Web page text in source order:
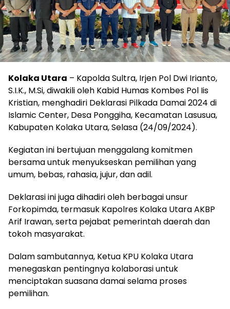
Kolaka Utara – Kapolda Sultra, Irjen Pol Dwi Irianto,
S.I.K., M.Si, diwakili oleh Kabid Humas Kombes Pol Iis
Kristian, menghadiri Deklarasi Pilkada Damai 2024 di
Islamic Center, Desa Ponggiha, Kecamatan Lasusua,
Kabupaten Kolaka Utara, Selasa (24/09/2024).
Kegiatan ini bertujuan menggalang komitmen
bersama untuk menyukseskan pemilihan yang
umum, bebas, rahasia, jujur, dan adil.
Deklarasi ini juga dihadiri oleh berbagai unsur
Forkopimda, termasuk Kapolres Kolaka Utara AKBP
Arif Irawan, serta pejabat pemerintah daerah dan
tokoh masyarakat.
Dalam sambutannya, Ketua KPU Kolaka Utara
menegaskan pentingnya kolaborasi untuk
menciptakan suasana damai selama proses
pemilihan.